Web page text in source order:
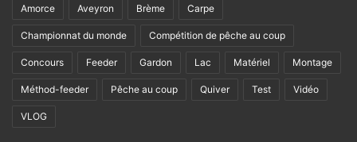
Amorce Aveyron Brème Carpe
Championnat du monde Compétition de pêche au coup
Concours Feeder Gardon Lac Matériel Montage
Méthod-feeder Pêche au coup Quiver Test Vidéo
VLOG